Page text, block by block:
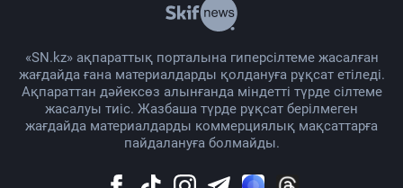
«SN.kz» ақпараттық порталына гиперсілтеме жасалған
жағдайда ғана материалдарды қолдануға рұқсат етіледі.
Ақпараттан дәйексөз алынғанда міндетті түрде сілтеме
жасалуы тиіс. Жазбаша түрде рұқсат берілмеген
жағдайда материалдарды коммерциялық мақсаттарға
пайдалануға болмайды.